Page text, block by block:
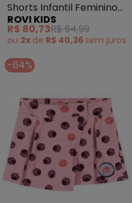
Shorts Infantil Feminino
Moletom (Rosa)
ROVI KIDS
R$ 80,73R$ 94,99
ou 2x de R$ 40,36 sem juros
-64%